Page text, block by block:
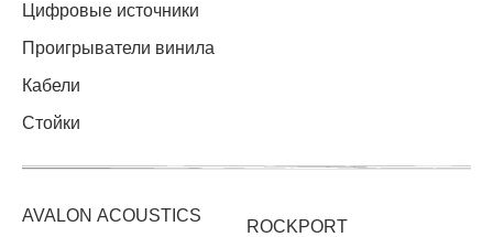
Цифровые источники
Проигрыватели винила
Кабели
Стойки
AVALON ACOUSTICS
ROCKPORT